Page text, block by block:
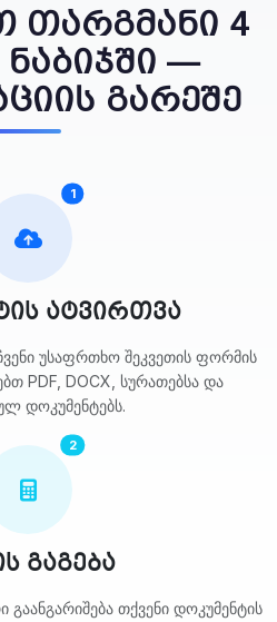
თარგმანი 4
—
გარეშე
1
ატვირთვა
უსაფრთხო შეკვეთის ფორმის
PDF, DOCX, სურათებსა და
დოკუმენტებს.
2
გაგება
თქვენი დოკუმენტის